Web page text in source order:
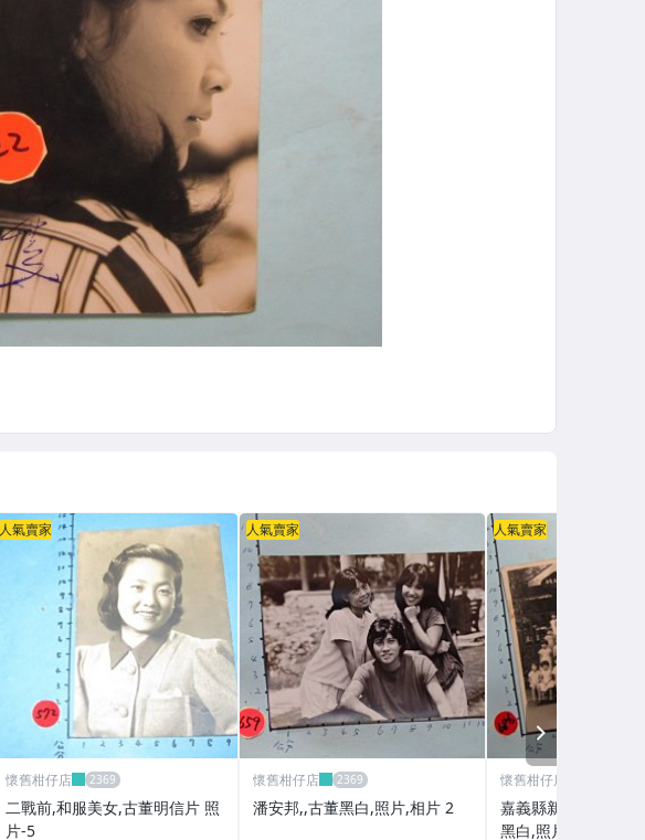
人氣賣家
懷舊柑仔店
二戰前,和服美女,古董明信片 照
片-5
人氣賣家
懷舊柑仔店
潘安邦,,古董黑白,照片,相片 2
人氣賣家
懷舊柑仔店
嘉義縣新港國小, 民
黑白,照片,相片